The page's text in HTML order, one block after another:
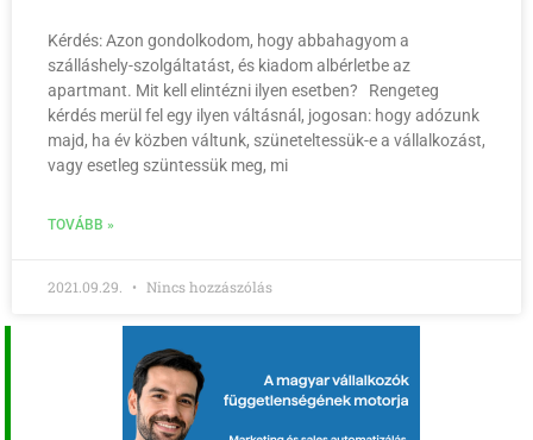
Kérdés: Azon gondolkodom, hogy abbahagyom a
szálláshely-szolgáltatást, és kiadom albérletbe az
apartmant. Mit kell elintézni ilyen esetben? Rengeteg
kérdés merül fel egy ilyen váltásnál, jogosan: hogy adózunk
majd, ha év közben váltunk, szüneteltessük-e a vállalkozást,
vagy esetleg szüntessük meg, mi
TOVÁBB »
2021.09.29. Nincs hozzászólás